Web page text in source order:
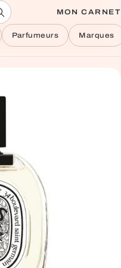
MON CARNET
Parfumeurs Marques